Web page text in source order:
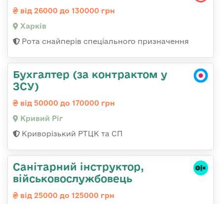
від 26000 до 130000 грн
Харків
Рота снайперів спеціального призначення
Бухгалтер (за контрактом у
ЗСУ)
від 50000 до 170000 грн
Кривий Ріг
Криворізький РТЦК та СП
Санітарний інструктор,
військовослужбовець
від 25000 до 125000 грн